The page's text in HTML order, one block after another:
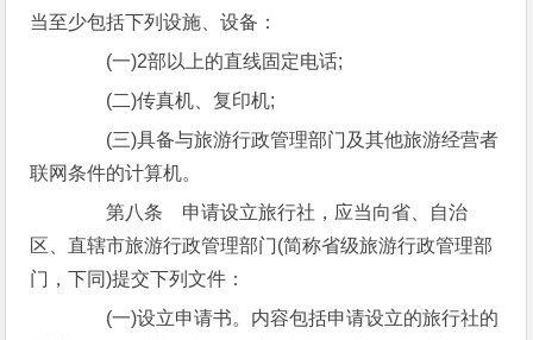
当至少包括下列设施、设备：
(一)2部以上的直线固定电话;
(二)传真机、复印机;
(三)具备与旅游行政管理部门及其他旅游经营者
联网条件的计算机。
第八条 申请设立旅行社，应当向省、自治
区、直辖市旅游行政管理部门(简称省级旅游行政管理部
门，下同)提交下列文件：
(一)设立申请书。内容包括申请设立的旅行社的